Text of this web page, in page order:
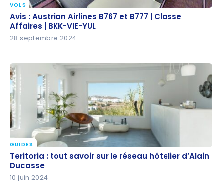
Avis : Austrian Airlines B767 et B777 | Classe Affaires
| BKK-VIE-YUL
VOLS
Avis : Austrian Airlines B767 et B777 | Classe
Affaires | BKK-VIE-YUL
28 septembre 2024
Teritoria : tout savoir sur le réseau hôtelier d’Alain
Ducasse
GUIDES
Teritoria : tout savoir sur le réseau hôtelier d’Alain
Ducasse
10 juin 2024